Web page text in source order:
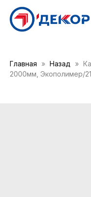
Главная Назад
2000мм, Экополимер/21